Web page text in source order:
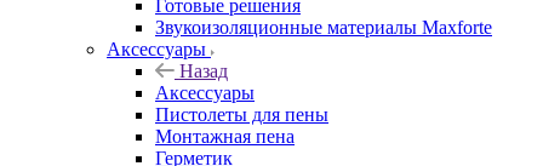
Готовые решения
Звукоизоляционные материалы Maxforte
Аксессуары
Назад
Аксессуары
Пистолеты для пены
Монтажная пена
Герметик